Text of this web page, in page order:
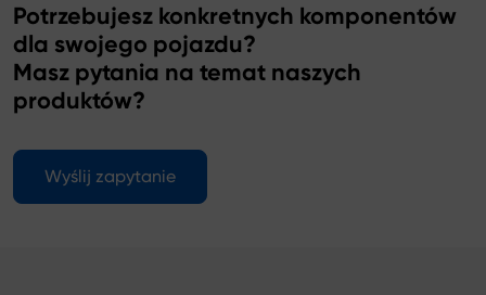
Potrzebujesz konkretnych komponentów
dla swojego pojazdu?
Masz pytania na temat naszych
produktów?
Wyślij zapytanie